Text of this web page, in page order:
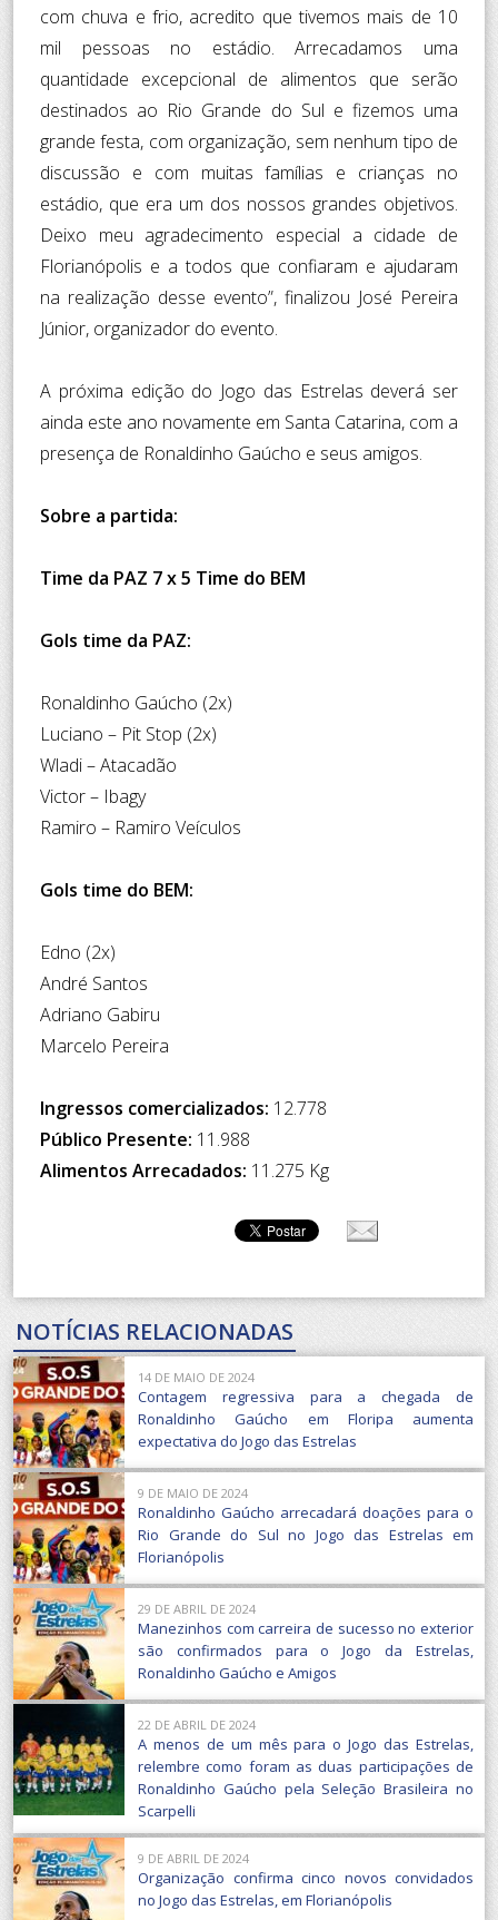
com chuva e frio, acredito que tivemos mais de 10
mil pessoas no estádio. Arrecadamos uma
quantidade excepcional de alimentos que serão
destinados ao Rio Grande do Sul e fizemos uma
grande festa, com organização, sem nenhum tipo de
discussão e com muitas famílias e crianças no
estádio, que era um dos nossos grandes objetivos.
Deixo meu agradecimento especial a cidade de
Florianópolis e a todos que confiaram e ajudaram
na realização desse evento”, finalizou José Pereira
Júnior, organizador do evento.
A próxima edição do Jogo das Estrelas deverá ser
ainda este ano novamente em Santa Catarina, com a
presença de Ronaldinho Gaúcho e seus amigos.
Sobre a partida:
Time da PAZ 7 x 5 Time do BEM
Gols time da PAZ:
Ronaldinho Gaúcho (2x)
Luciano – Pit Stop (2x)
Wladi – Atacadão
Victor – Ibagy
Ramiro – Ramiro Veículos
Gols time do BEM:
Edno (2x)
André Santos
Adriano Gabiru
Marcelo Pereira
Ingressos comercializados: 12.778
Público Presente: 11.988
Alimentos Arrecadados: 11.275 Kg
NOTÍCIAS RELACIONADAS
14 DE MAIO DE 2024
Contagem regressiva para a chegada de
Ronaldinho Gaúcho em Floripa aumenta
expectativa do Jogo das Estrelas
9 DE MAIO DE 2024
Ronaldinho Gaúcho arrecadará doações para o
Rio Grande do Sul no Jogo das Estrelas em
Florianópolis
29 DE ABRIL DE 2024
Manezinhos com carreira de sucesso no exterior
são confirmados para o Jogo da Estrelas,
Ronaldinho Gaúcho e Amigos
22 DE ABRIL DE 2024
A menos de um mês para o Jogo das Estrelas,
relembre como foram as duas participações de
Ronaldinho Gaúcho pela Seleção Brasileira no
Scarpelli
9 DE ABRIL DE 2024
Organização confirma cinco novos convidados
no Jogo das Estrelas, em Florianópolis